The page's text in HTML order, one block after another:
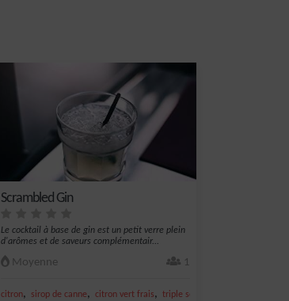
,nectar de goyave,sirop de framboise
Scrambled Gin
Le cocktail à base de gin est un petit verre plein
d'arômes et de saveurs complémentair...
Moyenne 1
citron, sirop de canne, citron vert frais, triple sec